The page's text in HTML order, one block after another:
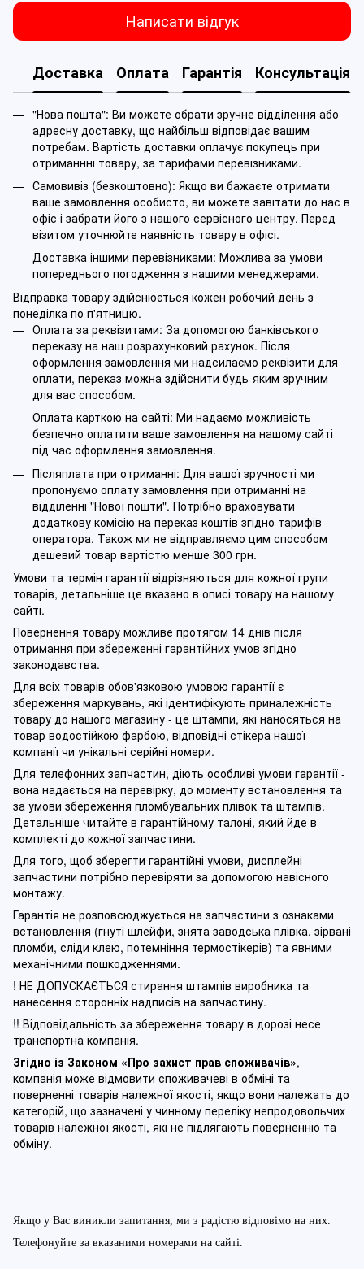
Написати відгук
Доставка Оплата Гарантія Консультація
"Нова пошта": Ви можете обрати зручне відділення або
адресну доставку, що найбільш відповідає вашим
потребам. Вартість доставки оплачує покупець при
отриманнні товару, за тарифами перевізниками.
Самовивіз (безкоштовно): Якщо ви бажаєте отримати
ваше замовлення особисто, ви можете завітати до нас в
офіс і забрати його з нашого сервісного центру. Перед
візитом уточнюйте наявність товару в офісі.
Доставка іншими перевізниками: Можлива за умови
попереднього погодження з нашими менеджерами.
Відправка товару здійснюється кожен робочий день з
понеділка по п'ятницю.
Оплата за реквізитами: За допомогою банківського
переказу на наш розрахунковий рахунок. Після
оформлення замовлення ми надсилаємо реквізити для
оплати, переказ можна здійснити будь-яким зручним
для вас способом.
Оплата карткою на сайті: Ми надаємо можливість
безпечно оплатити ваше замовлення на нашому сайті
під час оформлення замовлення.
Післяплата при отриманні: Для вашої зручності ми
пропонуємо оплату замовлення при отриманні на
відділенні "Нової пошти". Потрібно враховувати
додаткову комісію на переказ коштів згідно тарифів
оператора. Також ми не відправляємо цим способом
дешевий товар вартістю менше 300 грн.
Умови та термін гарантії відрізняються для кожної групи
товарів, детальніше це вказано в описі товару на нашому
сайті.
Повернення товару можливе протягом 14 днів після
отримання при збереженні гарантійних умов згідно
законодавства.
Для всіх товарів обов'язковою умовою гарантії є
збереження маркувань, які ідентифікують приналежність
товару до нашого магазину - це штампи, які наносяться на
товар водостійкою фарбою, відповідні стікера нашої
компанії чи унікальні серійні номери.
Для телефонних запчастин, діють особливі умови гарантії -
вона надається на перевірку, до моменту встановлення та
за умови збереження пломбувальних плівок та штампів.
Детальніше читайте в гарантійному талоні, який йде в
комплекті до кожної запчастини.
Для того, щоб зберегти гарантійні умови, дисплейні
запчастини потрібно перевіряти за допомогою навісного
монтажу.
Гарантія не розповсюджується на запчастини з ознаками
встановлення (гнуті шлейфи, знята заводська плівка, зірвані
пломби, сліди клею, потемніння термостікерів) та явними
механічними пошкодженнями.
! НЕ ДОПУСКАЄТЬСЯ стирання штампів виробника та
нанесення сторонніх надписів на запчастину.
!! Відповідальність за збереження товару в дорозі несе
транспортна компанія.
Згідно із Законом «Про захист прав споживачів»,
компанія може відмовити споживачеві в обміні та
поверненні товарів належної якості, якщо вони належать до
категорій, що зазначені у чинному переліку непродовольчих
товарів належної якості, які не підлягають поверненню та
обміну.
Якщо у Вас виникли запитання, ми з радістю відповімо на них.
Телефонуйте за вказаними номерами на сайті.